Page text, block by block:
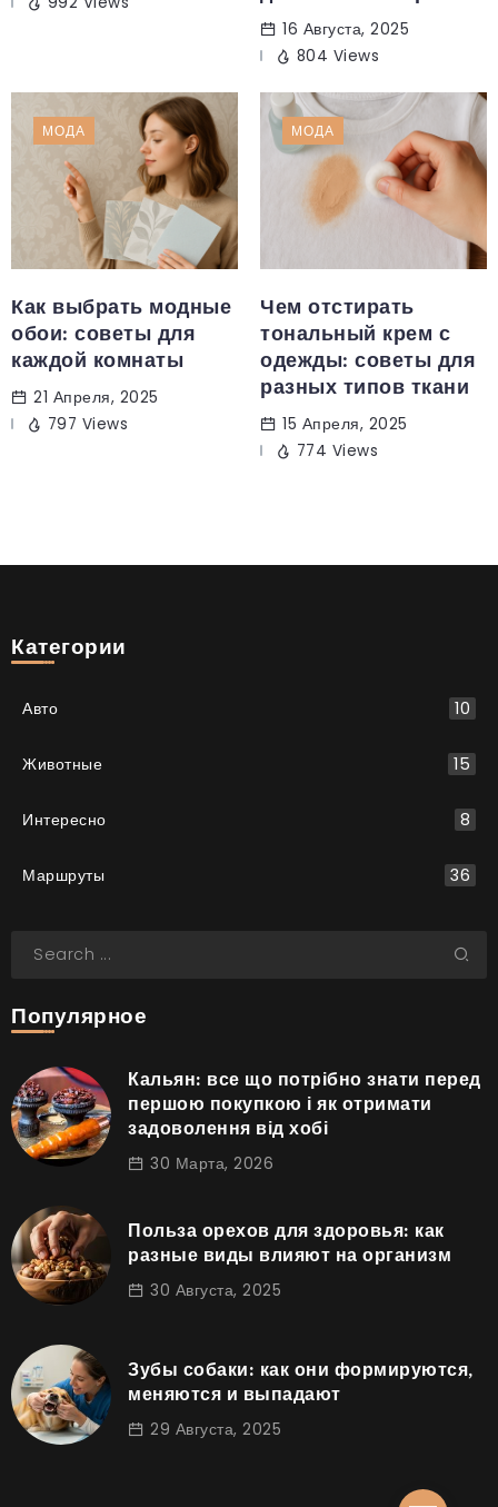
16 Августа, 2025
804 Views
МОДА
Как выбрать модные
обои: советы для
каждой комнаты
21 Апреля, 2025
797 Views
МОДА
Чем отстирать
тональный крем с
одежды: советы для
разных типов ткани
15 Апреля, 2025
774 Views
Категории
Авто 10
Животные 15
Интересно 8
Маршруты 36
Популярное
Кальян: все що потрібно знати перед
першою покупкою і як отримати
задоволення від хобі
30 Марта, 2026
Польза орехов для здоровья: как
разные виды влияют на организм
30 Августа, 2025
Зубы собаки: как они формируются,
меняются и выпадают
29 Августа, 2025